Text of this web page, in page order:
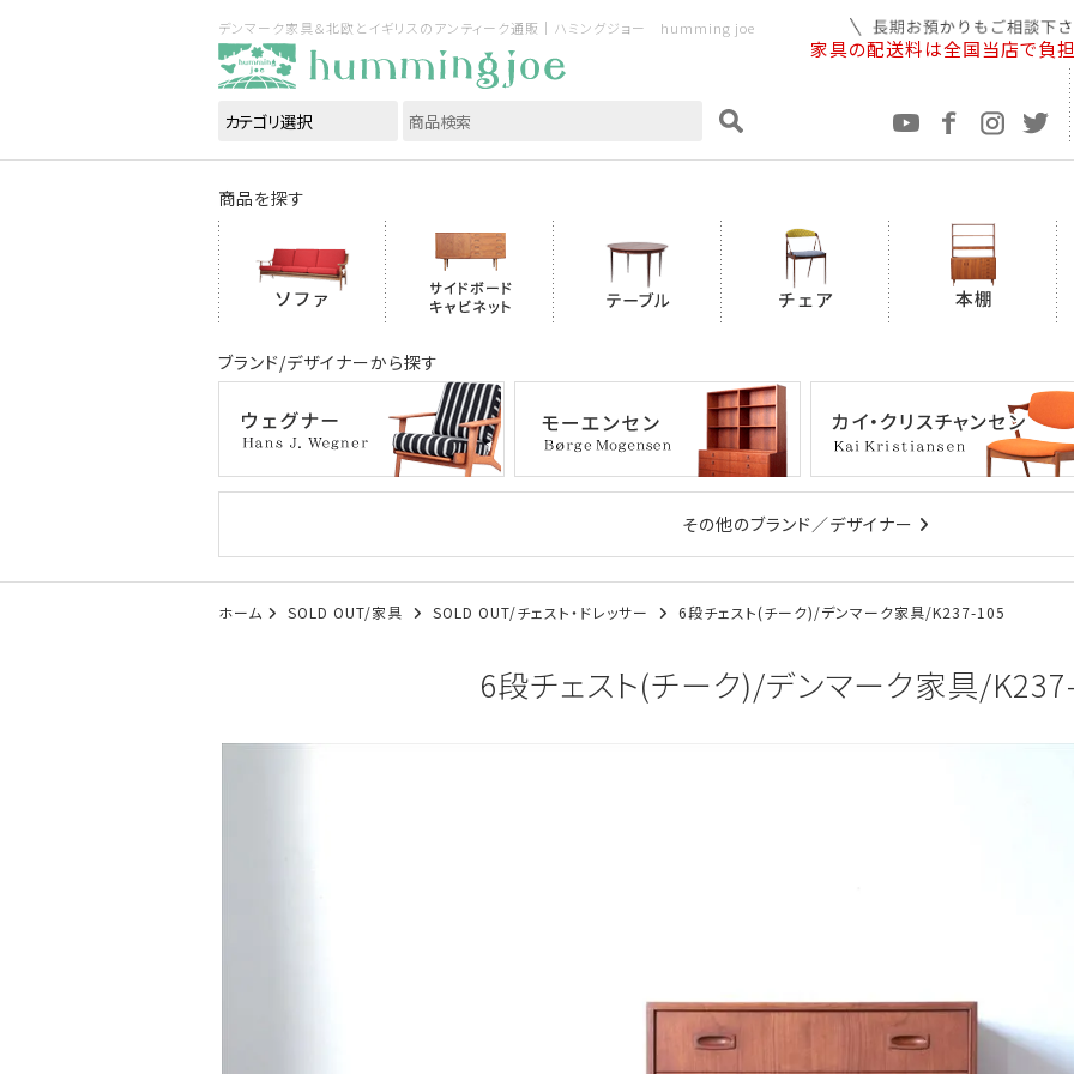
デンマーク家具＆北欧とイギリスのアンティーク通販｜ハミングジョー humming joe
家具の配送料は全国当店で負
商品を探す
ブランド/デザイナーから探す
その他のブランド／デザイナー
ホーム SOLD OUT/家具 SOLD OUT/チェスト・ドレッサー 6段チェスト(チーク)/デンマーク家具/K237-105
6段チェスト(チーク)/デンマーク家具/